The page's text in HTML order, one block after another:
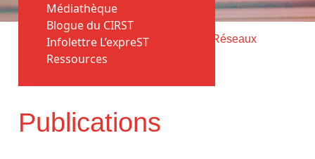
Accueil > Publications > Livraison de Réseaux
Publications
Médiathèque
Blogue du CIRST
Infolettre L’expreST
Ressources